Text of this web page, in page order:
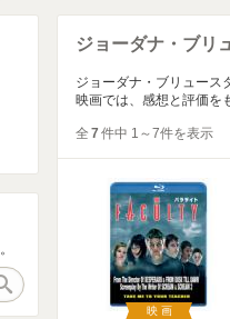
ジョーダナ・ブリ
ジョーダナ・ブリュース
映画では、感想と評価を
全 7 件中 1～7件を表示
映画